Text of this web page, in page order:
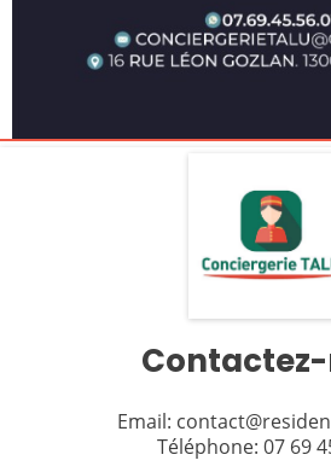
Email:
Téléphone: 07 69